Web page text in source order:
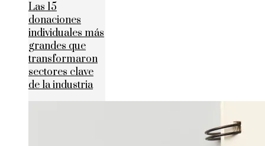
Las 15
donaciones
individuales más
grandes que
transformaron
sectores clave
de la industria